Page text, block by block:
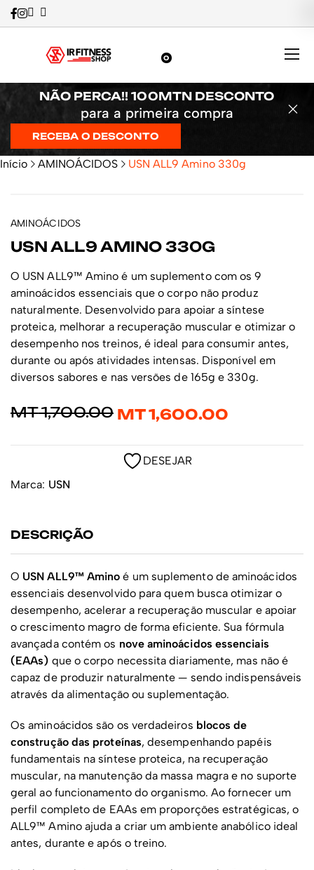
0
NÃO PERCA!! 100MTN DESCONTO
para a primeira compra
RECEBA O DESCONTO
Início AMINOÁCIDOS USN ALL9 Amino 330g
AMINOÁCIDOS
USN ALL9 AMINO 330G
O USN ALL9™ Amino é um suplemento com os 9
aminoácidos essenciais que o corpo não produz
naturalmente. Desenvolvido para apoiar a síntese
proteica, melhorar a recuperação muscular e otimizar o
desempenho nos treinos, é ideal para consumir antes,
durante ou após atividades intensas. Disponível em
diversos sabores e nas versões de 165g e 330g.
MT1,700.00 MT1,600.00
DESEJAR
Marca: USN
DESCRIÇÃO
O USN ALL9™ Amino é um suplemento de aminoácidos
essenciais desenvolvido para quem busca otimizar o
desempenho, acelerar a recuperação muscular e apoiar
o crescimento magro de forma eficiente. Sua fórmula
avançada contém os nove aminoácidos essenciais
(EAAs) que o corpo necessita diariamente, mas não é
capaz de produzir naturalmente — sendo indispensáveis
através da alimentação ou suplementação.
Os aminoácidos são os verdadeiros blocos de
construção das proteínas, desempenhando papéis
fundamentais na síntese proteica, na recuperação
muscular, na manutenção da massa magra e no suporte
geral ao funcionamento do organismo. Ao fornecer um
perfil completo de EAAs em proporções estratégicas, o
ALL9™ Amino ajuda a criar um ambiente anabólico ideal
antes, durante e após o treino.